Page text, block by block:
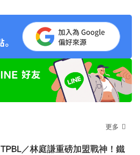
更多
TPBL／林庭謙重磅加盟戰神！鐵